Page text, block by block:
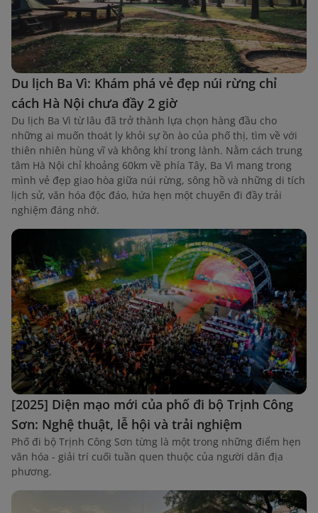
Du lịch Ba Vì: Khám phá vẻ đẹp núi rừng chỉ
cách Hà Nội chưa đầy 2 giờ
Du lịch Ba Vì từ lâu đã trở thành lựa chọn hàng đầu cho
những ai muốn thoát ly khỏi sự ồn ào của phố thị, tìm về với
thiên nhiên hùng vĩ và không khí trong lành. Nằm cách trung
tâm Hà Nội chỉ khoảng 60km về phía Tây, Ba Vì mang trong
mình vẻ đẹp giao hòa giữa núi rừng, sông hồ và những di tích
lịch sử, văn hóa độc đáo, hứa hẹn một chuyến đi đầy trải
nghiệm đáng nhớ.
[2025] Diện mạo mới của phố đi bộ Trịnh Công
Sơn: Nghệ thuật, lễ hội và trải nghiệm
Phố đi bộ Trịnh Công Sơn từng là một trong những điểm hẹn
văn hóa - giải trí cuối tuần quen thuộc của người dân địa
phương.